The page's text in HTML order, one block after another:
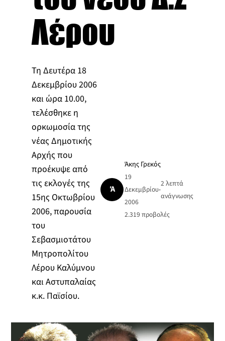
Λέρου
Τη Δευτέρα 18
Δεκεμβρίου 2006
και ώρα 10.00,
τελέσθηκε η
ορκωμοσία της
νέας Δημοτικής
Αρχής που
προέκυψε από
τις εκλογές της
15ης Οκτωβρίου
2006, παρουσία
του
Σεβασμιοτάτου
Μητροπολίτου
Λέρου Καλύμνου
και Αστυπαλαίας
κ.κ. Παϊσίου.
Ά
Άκης Γρεκός
19
Δεκεμβρίου
2006
•
2 λεπτά
ανάγνωσης
2.319 προβολές